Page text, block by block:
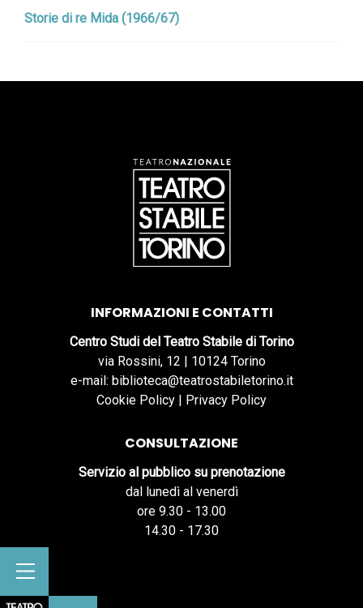
Storie di re Mida (1966/67)
INFORMAZIONI E CONTATTI
Centro Studi del Teatro Stabile di Torino
via Rossini, 12 | 10124 Torino
e-mail: biblioteca@teatrostabiletorino.it
Cookie Policy | Privacy Policy
CONSULTAZIONE
Servizio al pubblico su prenotazione
dal lunedì al venerdì
ore 9.30 - 13.00
14.30 - 17.30